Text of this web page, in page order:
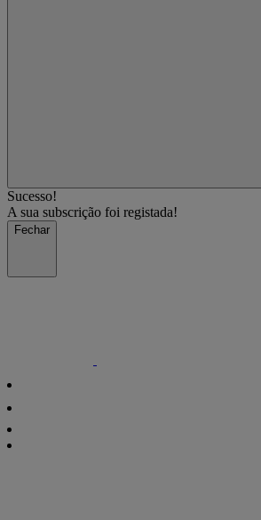
Sucesso!
A sua subscrição foi registada!
Fechar